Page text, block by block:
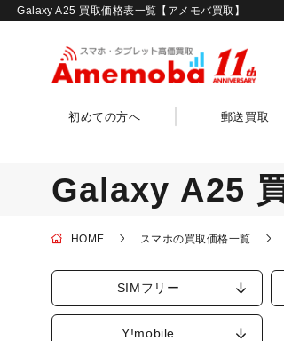
Galaxy A25 買取価格表一覧【アメモバ買取】
初めての方へ 郵送買取
Galaxy A25
HOME スマホの買取価格一覧
SIMフリー
Y!mobile